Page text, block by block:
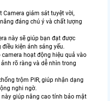
Camera giám sát tuyệt vời,
đáng chú ý và chất lượng
này sẽ giúp bạn đạt được
kiện ánh sáng yếu.
hoạt động hiệu quả vào
rõ ràng và dễ nhìn trong
trộm PIR, giúp nhận dạng
nghi ngờ.
giúp nâng cao tính bảo mật